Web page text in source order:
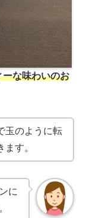
な味わいのお
玉のように転
す。
に